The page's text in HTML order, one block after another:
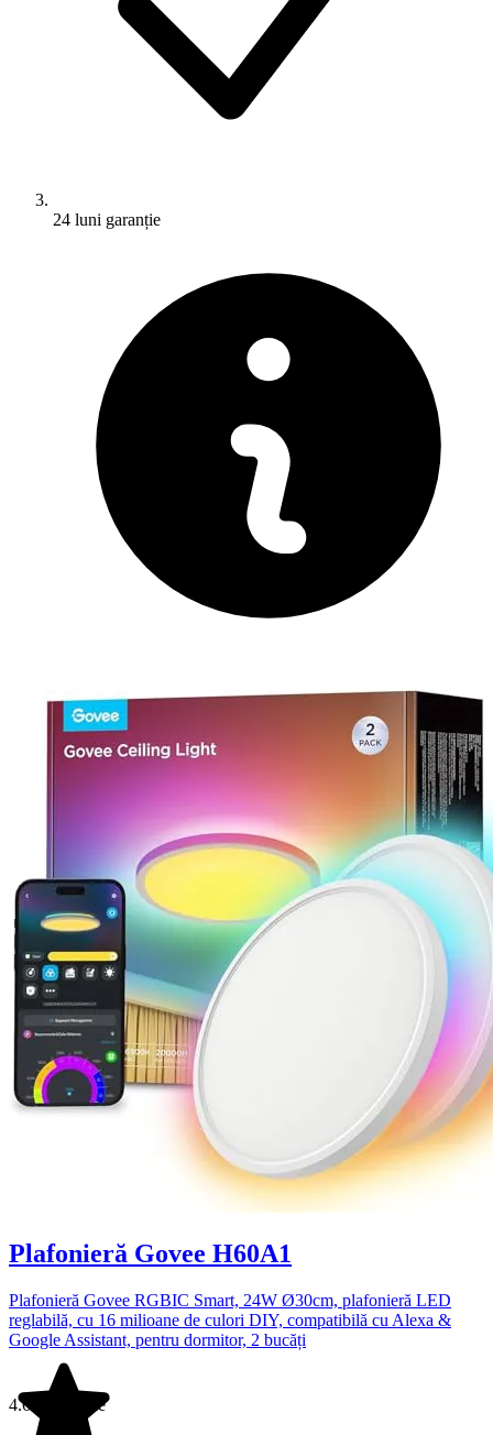
24 luni garanție
Plafonieră Govee H60A1
Plafonieră Govee RGBIC Smart, 24W Ø30cm, plafonieră LED
reglabilă, cu 16 milioane de culori DIY, compatibilă cu Alexa &
Google Assistant, pentru dormitor, 2 bucăți
4.6 din 5 stele